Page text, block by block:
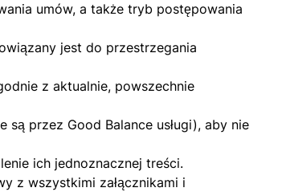
umów, a także tryb postępowania
jest do przestrzegania
z aktualnie, powszechnie
przez Good Balance usługi), aby nie
ich jednoznacznej treści.
z wszystkimi załącznikami i